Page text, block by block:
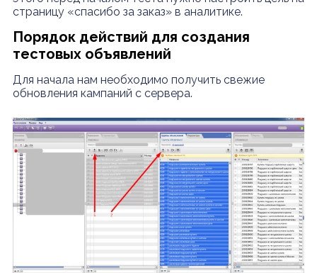
страницу «спасибо за заказ» в аналитике.
Порядок действий для создания
тестовых объявлений
Для начала нам необходимо получить свежие
обновления кампаний с сервера.